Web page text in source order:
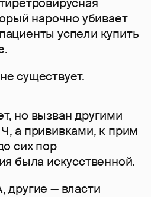
нарочно убивает
успели купить
существует.
но вызван другими
а прививками, к прим
сих пор
была искусственной.
— власти